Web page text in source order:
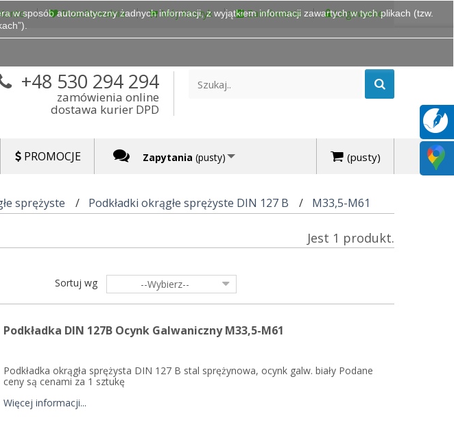
Przechowalnia Mój Koszyk Zamówienie Logowanie
(pusty)
+48 530 294 294
zamówienia online
dostawa kurier DPD
Zapytania (pusty)
PROMOCJE
sprężyste Podkładki okrągłe sprężyste DIN 127 B M33,5-M61
Jest 1 produkt.
Sortuj wg --Wybierz--
Podkładka DIN 127B Ocynk Galwaniczny M33,5-M61
Podkładka okrągła sprężysta DIN 127 B stal sprężynowa, ocynk galw. biały Podane
ceny są cenami za 1 sztukę
Więcej informacji...
sposób automatyczny żadnych informacji, z wyjątkiem informacji zawartych w tych plikach (tzw.